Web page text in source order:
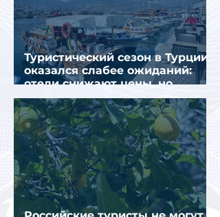
Туристический сезон в Турции
оказался слабее ожиданий:
отели снижают цены, но
загрузка остается низкой